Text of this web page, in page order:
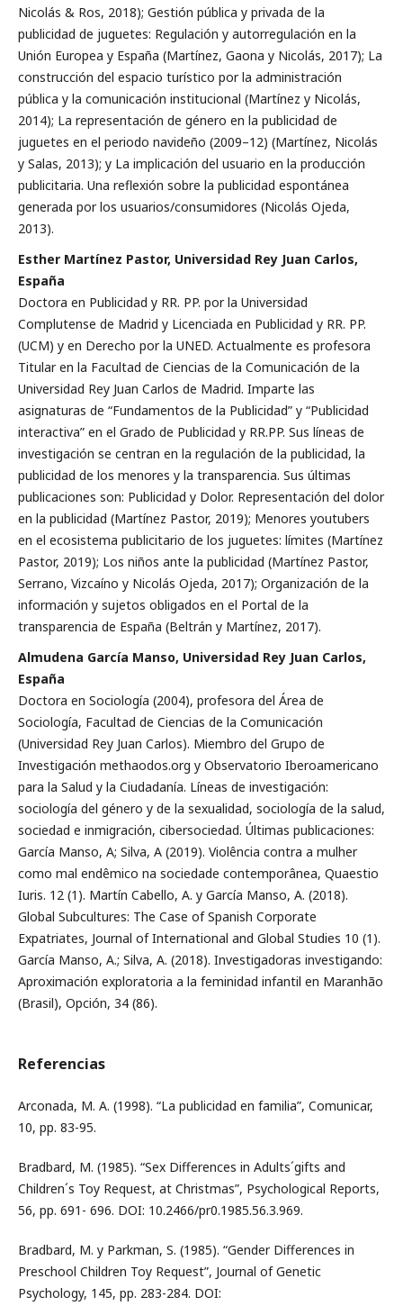
Nicolás & Ros, 2018); Gestión pública y privada de la
publicidad de juguetes: Regulación y autorregulación en la
Unión Europea y España (Martínez, Gaona y Nicolás, 2017); La
construcción del espacio turístico por la administración
pública y la comunicación institucional (Martínez y Nicolás,
2014); La representación de género en la publicidad de
juguetes en el periodo navideño (2009–12) (Martínez, Nicolás
y Salas, 2013); y La implicación del usuario en la producción
publicitaria. Una reflexión sobre la publicidad espontánea
generada por los usuarios/consumidores (Nicolás Ojeda,
2013).
Esther Martínez Pastor, Universidad Rey Juan Carlos,
España
Doctora en Publicidad y RR. PP. por la Universidad
Complutense de Madrid y Licenciada en Publicidad y RR. PP.
(UCM) y en Derecho por la UNED. Actualmente es profesora
Titular en la Facultad de Ciencias de la Comunicación de la
Universidad Rey Juan Carlos de Madrid. Imparte las
asignaturas de “Fundamentos de la Publicidad” y “Publicidad
interactiva” en el Grado de Publicidad y RR.PP. Sus líneas de
investigación se centran en la regulación de la publicidad, la
publicidad de los menores y la transparencia. Sus últimas
publicaciones son: Publicidad y Dolor. Representación del dolor
en la publicidad (Martínez Pastor, 2019); Menores youtubers
en el ecosistema publicitario de los juguetes: límites (Martínez
Pastor, 2019); Los niños ante la publicidad (Martínez Pastor,
Serrano, Vizcaíno y Nicolás Ojeda, 2017); Organización de la
información y sujetos obligados en el Portal de la
transparencia de España (Beltrán y Martínez, 2017).
Almudena García Manso, Universidad Rey Juan Carlos,
España
Doctora en Sociología (2004), profesora del Área de
Sociología, Facultad de Ciencias de la Comunicación
(Universidad Rey Juan Carlos). Miembro del Grupo de
Investigación methaodos.org y Observatorio Iberoamericano
para la Salud y la Ciudadanía. Líneas de investigación:
sociología del género y de la sexualidad, sociología de la salud,
sociedad e inmigración, cibersociedad. Últimas publicaciones:
García Manso, A; Silva, A (2019). Violência contra a mulher
como mal endêmico na sociedade contemporânea, Quaestio
Iuris. 12 (1). Martín Cabello, A. y García Manso, A. (2018).
Global Subcultures: The Case of Spanish Corporate
Expatriates, Journal of International and Global Studies 10 (1).
García Manso, A.; Silva, A. (2018). Investigadoras investigando:
Aproximación exploratoria a la feminidad infantil en Maranhão
(Brasil), Opción, 34 (86).
Referencias
Arconada, M. A. (1998). “La publicidad en familia”, Comunicar,
10, pp. 83-95.
Bradbard, M. (1985). “Sex Differences in Adults´gifts and
Children´s Toy Request, at Christmas”, Psychological Reports,
56, pp. 691- 696. DOI: 10.2466/pr0.1985.56.3.969.
Bradbard, M. y Parkman, S. (1985). “Gender Differences in
Preschool Children Toy Request”, Journal of Genetic
Psychology, 145, pp. 283-284. DOI: